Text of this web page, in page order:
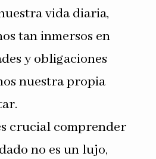
vida diaria,
tan inmersos en
y obligaciones
nuestra propia
crucial comprender
no es un lujo,